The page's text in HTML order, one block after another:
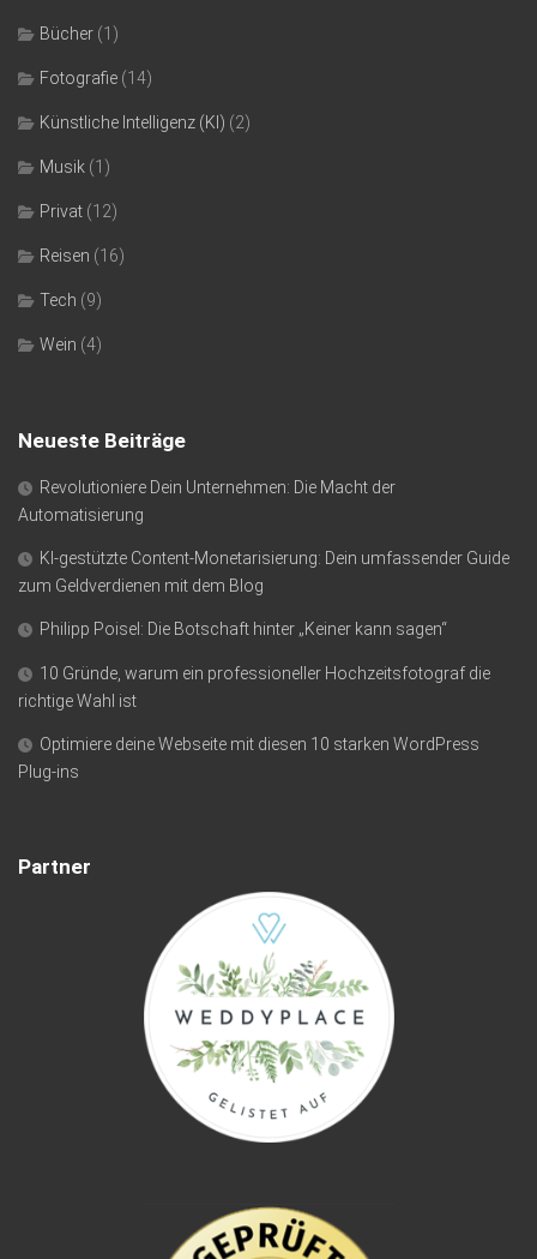
Bücher (1)
Fotografie (14)
Künstliche Intelligenz (KI) (2)
Musik (1)
Privat (12)
Reisen (16)
Tech (9)
Wein (4)
Neueste Beiträge
Revolutioniere Dein Unternehmen: Die Macht der
Automatisierung
KI-gestützte Content-Monetarisierung: Dein umfassender Guide
zum Geldverdienen mit dem Blog
Philipp Poisel: Die Botschaft hinter „Keiner kann sagen“
10 Gründe, warum ein professioneller Hochzeitsfotograf die
richtige Wahl ist
Optimiere deine Webseite mit diesen 10 starken WordPress
Plug-ins
Partner